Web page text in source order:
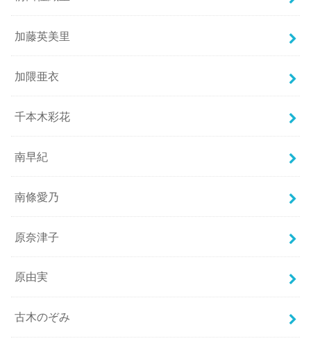
加藤英美里
加隈亜衣
千本木彩花
南早紀
南條愛乃
原奈津子
原由実
古木のぞみ